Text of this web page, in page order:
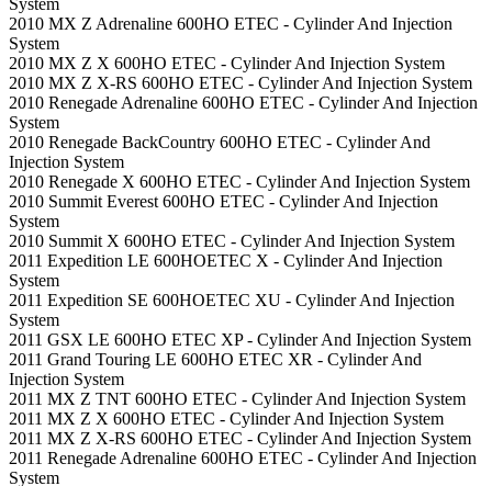
2010 MX Z Adrenaline 600HO ETEC - Cylinder And Injection
System
2010 MX Z X 600HO ETEC - Cylinder And Injection System
2010 MX Z X-RS 600HO ETEC - Cylinder And Injection System
2010 Renegade Adrenaline 600HO ETEC - Cylinder And Injection
System
2010 Renegade BackCountry 600HO ETEC - Cylinder And
Injection System
2010 Renegade X 600HO ETEC - Cylinder And Injection System
2010 Summit Everest 600HO ETEC - Cylinder And Injection
System
2010 Summit X 600HO ETEC - Cylinder And Injection System
2011 Expedition LE 600HOETEC X - Cylinder And Injection
System
2011 Expedition SE 600HOETEC XU - Cylinder And Injection
System
2011 GSX LE 600HO ETEC XP - Cylinder And Injection System
2011 Grand Touring LE 600HO ETEC XR - Cylinder And
Injection System
2011 MX Z TNT 600HO ETEC - Cylinder And Injection System
2011 MX Z X 600HO ETEC - Cylinder And Injection System
2011 MX Z X-RS 600HO ETEC - Cylinder And Injection System
2011 Renegade Adrenaline 600HO ETEC - Cylinder And Injection
System